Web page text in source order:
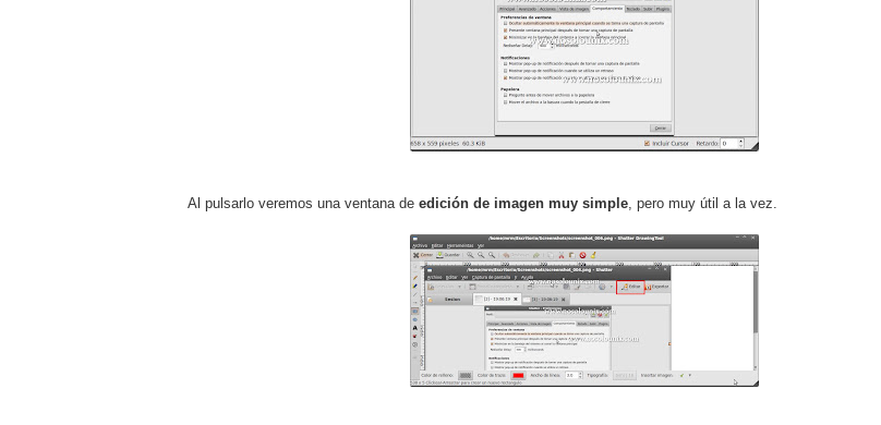
Al pulsarlo veremos una ventana de edición de imagen muy simple , pero muy útil a la vez.